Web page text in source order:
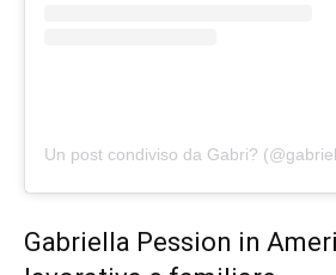
Un post condiviso da Gabri?
Gabriella Pession in